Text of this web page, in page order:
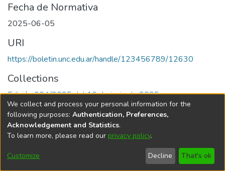
Fecha de Normativa
2025-06-05
URI
https://boletin.unc.edu.ar/handle/123456789/12630
Collections
Edición 004/2025 del 16 de junio de 2025
Universidad Nacional de Córdoba
We collect and process your personal information for the
following purposes: Authentication, Preferences,
Acknowledgement and Statistics.
To learn more, please read our privacy policy.
Customize Decline That's ok